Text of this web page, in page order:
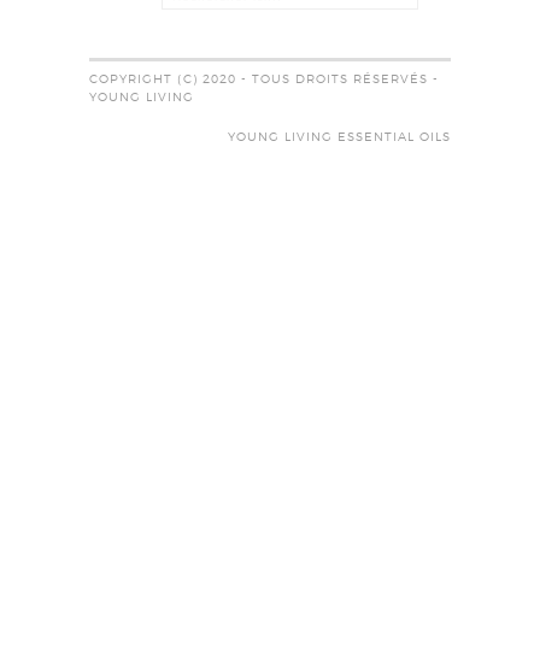
COPYRIGHT (C) 2020 - TOUS DROITS RÉSERVÉS -
YOUNG LIVING
YOUNG LIVING ESSENTIAL OILS